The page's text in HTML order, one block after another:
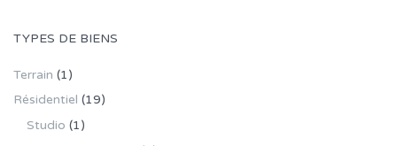
TYPES DE BIENS
Terrain (1)
Résidentiel (19)
Studio (1)